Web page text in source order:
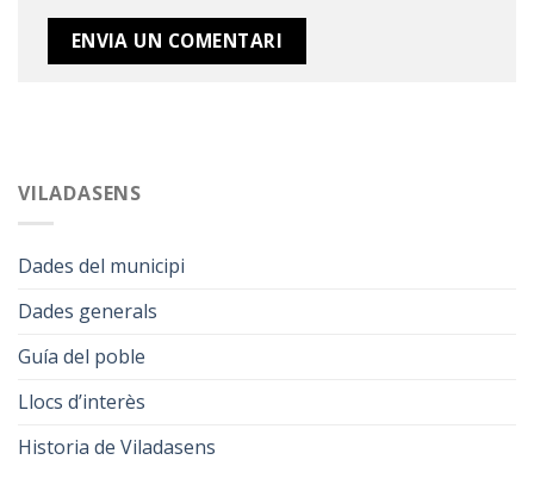
VILADASENS
Dades del municipi
Dades generals
Guía del poble
Llocs d’interès
Historia de Viladasens